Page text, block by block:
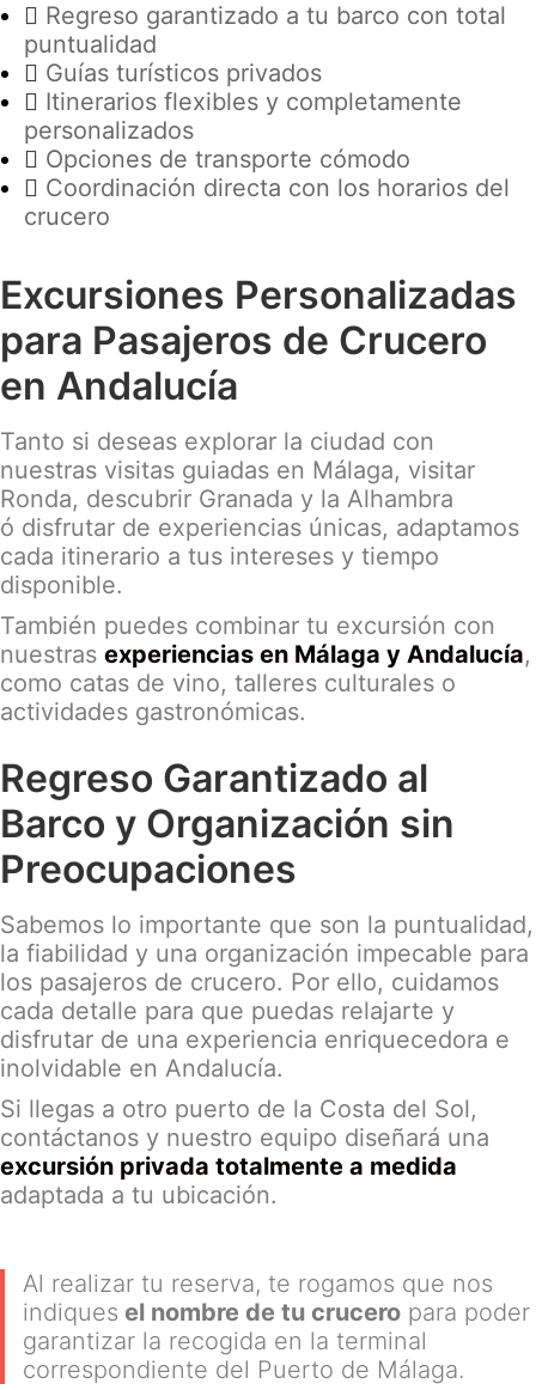
Regreso garantizado a tu barco con total
puntualidad
Guías turísticos privados
Itinerarios flexibles y completamente
personalizados
Opciones de transporte cómodo
Coordinación directa con los horarios del
crucero
Excursiones Personalizadas
para Pasajeros de Crucero
en Andalucía
Tanto si deseas explorar la ciudad con
nuestras visitas guiadas en Málaga, visitar
Ronda, descubrir Granada y la Alhambra
ó disfrutar de experiencias únicas, adaptamos
cada itinerario a tus intereses y tiempo
disponible.
También puedes combinar tu excursión con
nuestras experiencias en Málaga y Andalucía,
como catas de vino, talleres culturales o
actividades gastronómicas.
Regreso Garantizado al
Barco y Organización sin
Preocupaciones
Sabemos lo importante que son la puntualidad,
la fiabilidad y una organización impecable para
los pasajeros de crucero. Por ello, cuidamos
cada detalle para que puedas relajarte y
disfrutar de una experiencia enriquecedora e
inolvidable en Andalucía.
Si llegas a otro puerto de la Costa del Sol,
contáctanos y nuestro equipo diseñará una
excursión privada totalmente a medida
adaptada a tu ubicación.
Al realizar tu reserva, te rogamos que nos
indiques el nombre de tu crucero para poder
garantizar la recogida en la terminal
correspondiente del Puerto de Málaga.